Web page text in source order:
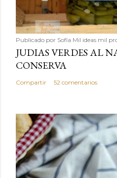
Publicado por Sofía Mil ideas mil
JUDIAS VERDES AL
CONSERVA
Compartir 52 comentarios